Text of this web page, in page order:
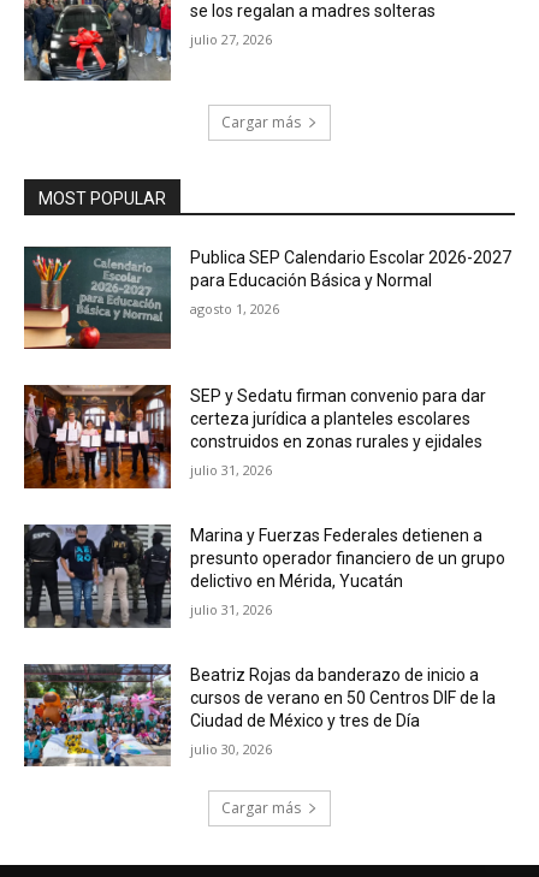
se los regalan a madres solteras
julio 27, 2026
Cargar más
MOST POPULAR
Publica SEP Calendario Escolar 2026-2027
para Educación Básica y Normal
agosto 1, 2026
SEP y Sedatu firman convenio para dar
certeza jurídica a planteles escolares
construidos en zonas rurales y ejidales
julio 31, 2026
Marina y Fuerzas Federales detienen a
presunto operador financiero de un grupo
delictivo en Mérida, Yucatán
julio 31, 2026
Beatriz Rojas da banderazo de inicio a
cursos de verano en 50 Centros DIF de la
Ciudad de México y tres de Día
julio 30, 2026
Cargar más